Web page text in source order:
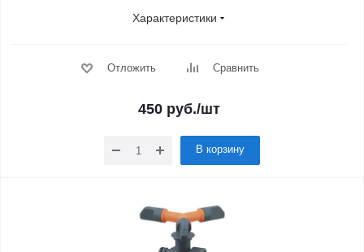
Характеристики
Отложить Сравнить
450 руб./шт
В корзину